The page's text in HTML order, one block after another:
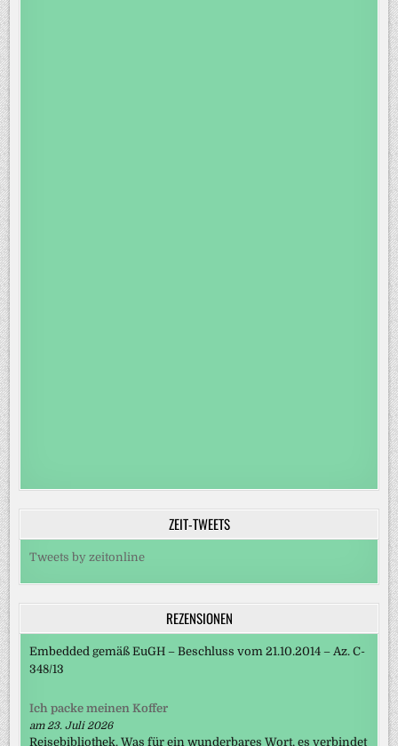
ZEIT-TWEETS
Tweets by zeitonline
REZENSIONEN
Embedded gemäß EuGH – Beschluss vom 21.10.2014 – Az. C-
348/13
Ich packe meinen Koffer
am 23. Juli 2026
Reisebibliothek. Was für ein wunderbares Wort, es verbindet